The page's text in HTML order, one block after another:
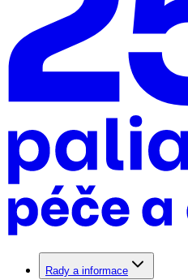
Rady a informace